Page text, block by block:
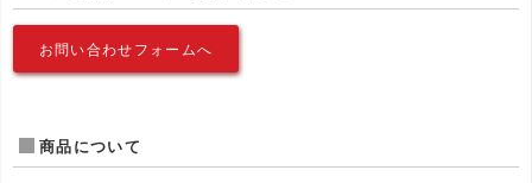
お問い合わせフォームへ
商品について